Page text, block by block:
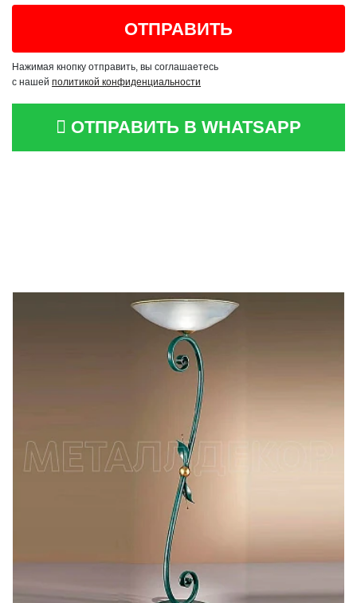
Нажимая кнопку отправить, вы соглашаетесь
с нашей политикой конфиденциальности
ОТПРАВИТЬ В WHATSAPP